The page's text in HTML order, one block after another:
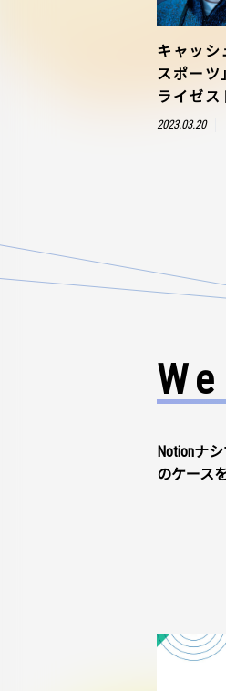
キャッシ
スポーツ
ライゼス
2023.03.20
Notionナ
のケース